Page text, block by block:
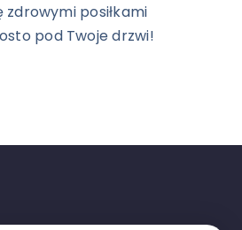
zdrowymi posiłkami
pod Twoje drzwi!